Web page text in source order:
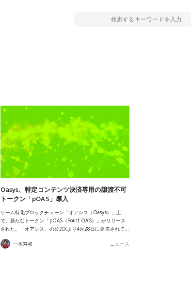
Oasys、特定コンテンツ決済専用の譲渡不可
トークン「pOAS」導入
ゲーム特化ブロックチェーン「オアシス（Oasys）」上
で、新たなトークン「pOAS（Point OAS）」がリリース
された。「オアシス」の公式Xより4月28日に発表されて…
一本寿和 ニュース